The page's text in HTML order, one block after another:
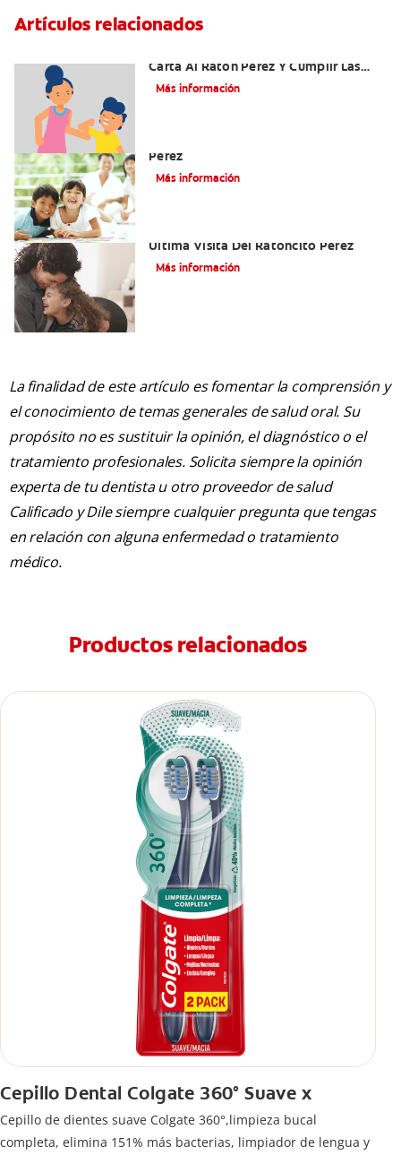
Artículos relacionados
Carta Al Ratón Pérez Y Cumplir Las
Fantasías De Su Hijo/A
Más información
Pérez
Más información
Última Visita Del Ratoncito Pérez
Más información
La finalidad de este artículo es fomentar la comprensión y
el conocimiento de temas generales de salud oral. Su
propósito no es sustituir la opinión, el diagnóstico o el
tratamiento profesionales. Solicita siempre la opinión
experta de tu dentista u otro proveedor de salud
Calificado y Dile siempre cualquier pregunta que tengas
en relación con alguna enfermedad o tratamiento
médico.
Productos relacionados
Cepillo Dental Colgate 360° Suave x
Cepillo de dientes suave Colgate 360°,limpieza bucal
completa, elimina 151% más bacterias, limpiador de lengua y